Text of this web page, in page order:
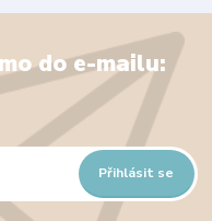
do e-mailu:
Přihlásit se